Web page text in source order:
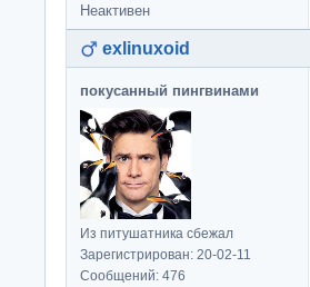
Неактивен
exlinuxoid
покусанный пингвинами
Из питушатника сбежал
Зарегистрирован: 20-02-11
Сообщений: 476